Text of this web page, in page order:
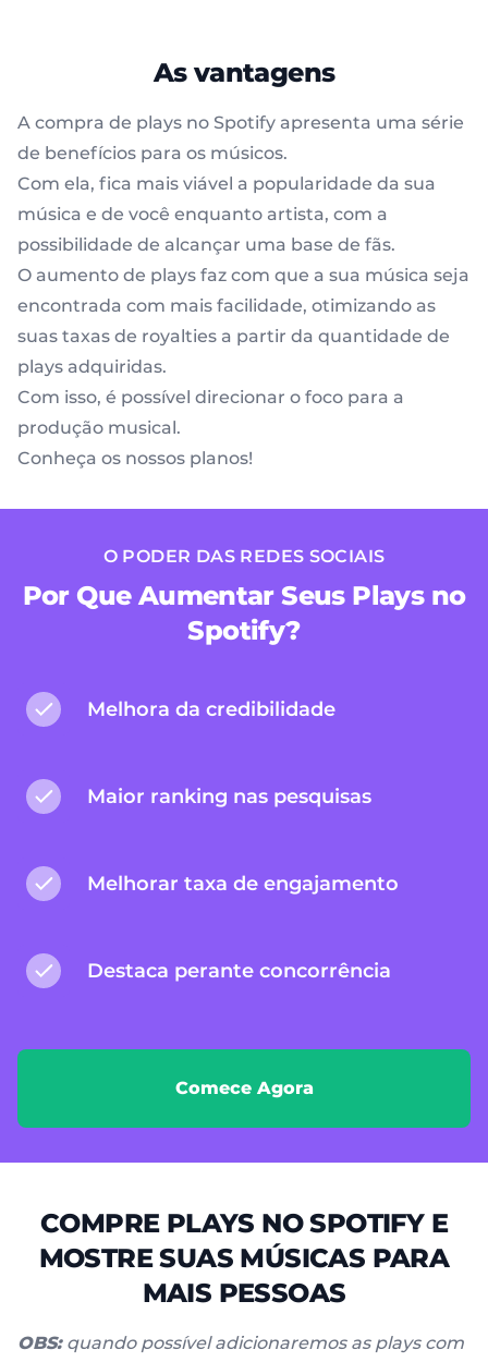
As vantagens
A compra de plays no Spotify apresenta uma série
de benefícios para os músicos.
Com ela, fica mais viável a popularidade da sua
música e de você enquanto artista, com a
possibilidade de alcançar uma base de fãs.
O aumento de plays faz com que a sua música seja
encontrada com mais facilidade, otimizando as
suas taxas de royalties a partir da quantidade de
plays adquiridas.
Com isso, é possível direcionar o foco para a
produção musical.
Conheça os nossos planos!
O PODER DAS REDES SOCIAIS
Por Que Aumentar Seus Plays no
Spotify?
Melhora da credibilidade
Maior ranking nas pesquisas
Melhorar taxa de engajamento
Destaca perante concorrência
Comece Agora
COMPRE PLAYS NO SPOTIFY E
MOSTRE SUAS MÚSICAS PARA
MAIS PESSOAS
OBS: quando possível adicionaremos as plays com